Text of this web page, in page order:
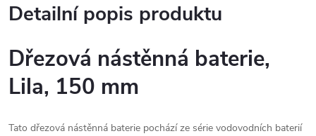
Detailní popis produktu
Dřezová nástěnná baterie,
Lila, 150 mm
Tato dřezová nástěnná baterie pochází ze série vodovodních baterií